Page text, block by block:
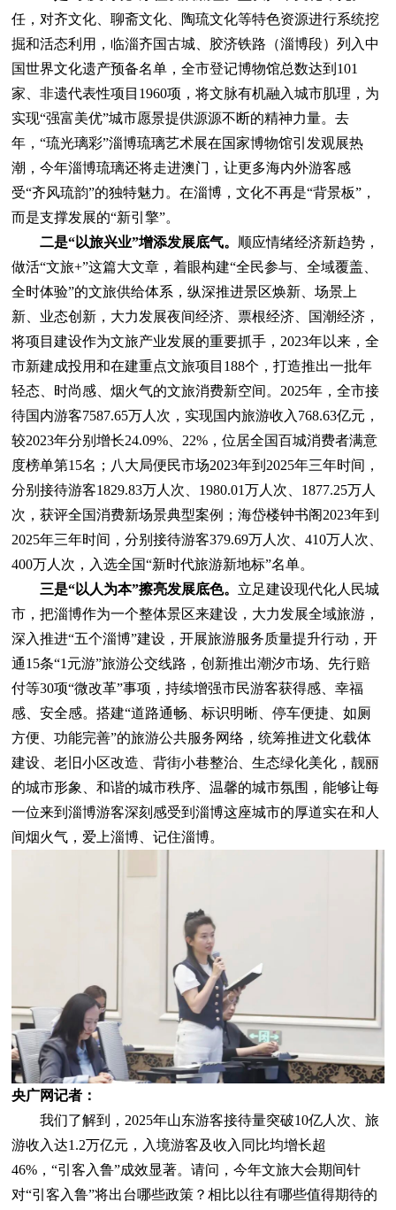
任，对齐文化、聊斋文化、陶琉文化等特色资源进行系统挖
掘和活态利用，临淄齐国古城、胶济铁路（淄博段）列入中
国世界文化遗产预备名单，全市登记博物馆总数达到101
家、非遗代表性项目1960项，将文脉有机融入城市肌理，为
实现“强富美优”城市愿景提供源源不断的精神力量。去
年，“琉光璃彩”淄博琉璃艺术展在国家博物馆引发观展热
潮，今年淄博琉璃还将走进澳门，让更多海内外游客感
受“齐风琉韵”的独特魅力。在淄博，文化不再是“背景板”，
而是支撑发展的“新引擎”。
二是“以旅兴业”增添发展底气。 顺应情绪经济新趋势，
做活“文旅+”这篇大文章，着眼构建“全民参与、全域覆盖、
全时体验”的文旅供给体系，纵深推进景区焕新、场景上
新、业态创新，大力发展夜间经济、票根经济、国潮经济，
将项目建设作为文旅产业发展的重要抓手，2023年以来，全
市新建成投用和在建重点文旅项目188个，打造推出一批年
轻态、时尚感、烟火气的文旅消费新空间。2025年，全市接
待国内游客7587.65万人次，实现国内旅游收入768.63亿元，
较2023年分别增长24.09%、22%，位居全国百城消费者满意
度榜单第15名；八大局便民市场2023年到2025年三年时间，
分别接待游客1829.83万人次、1980.01万人次、1877.25万人
次，获评全国消费新场景典型案例；海岱楼钟书阁2023年到
2025年三年时间，分别接待游客379.69万人次、410万人次、
400万人次，入选全国“新时代旅游新地标”名单。
三是“以人为本”擦亮发展底色。 立足建设现代化人民城
市，把淄博作为一个整体景区来建设，大力发展全域旅游，
深入推进“五个淄博”建设，开展旅游服务质量提升行动，开
通15条“1元游”旅游公交线路，创新推出潮汐市场、先行赔
付等30项“微改革”事项，持续增强市民游客获得感、幸福
感、安全感。搭建“道路通畅、标识明晰、停车便捷、如厕
方便、功能完善”的旅游公共服务网络，统筹推进文化载体
建设、老旧小区改造、背街小巷整治、生态绿化美化，靓丽
的城市形象、和谐的城市秩序、温馨的城市氛围，能够让每
一位来到淄博游客深刻感受到淄博这座城市的厚道实在和人
间烟火气，爱上淄博、记住淄博。
央广网记者：
我们了解到，2025年山东游客接待量突破10亿人次、旅
游收入达1.2万亿元，入境游客及收入同比均增长超
46%，“引客入鲁”成效显著。请问，今年文旅大会期间针
对“引客入鲁”将出台哪些政策？相比以往有哪些值得期待的